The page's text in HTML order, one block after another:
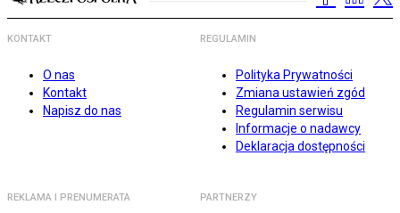
KONTAKT
O nas
Kontakt
Napisz do nas
REGULAMIN
Polityka Prywatności
Zmiana ustawień zgód
Regulamin serwisu
Informacje o nadawcy
Deklaracja dostępności
REKLAMA I PRENUMERATA PARTNERZY